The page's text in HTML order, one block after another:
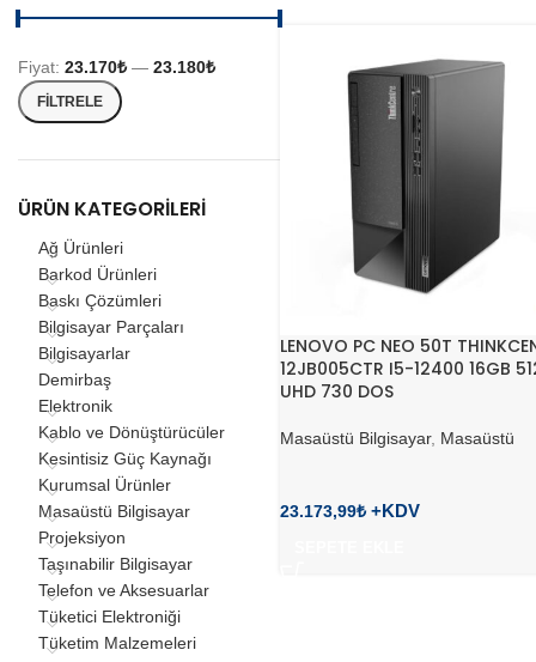
FILTRELE
Fiyat: 23.170₺ — 23.180₺
ÜRÜN KATEGORILERI
Ağ Ürünleri
Barkod Ürünleri
Baskı Çözümleri
Bilgisayar Parçaları
Bilgisayarlar
Demirbaş
Elektronik
Kablo ve Dönüştürücüler
Kesintisiz Güç Kaynağı
Kurumsal Ürünler
Masaüstü Bilgisayar
Projeksiyon
Taşınabilir Bilgisayar
Telefon ve Aksesuarlar
Tüketici Elektroniği
Tüketim Malzemeleri
LENOVO PC NEO 50T
12JB005CTR I5-12400 16GB
UHD 730 DOS
Masaüstü Bilgisayar, Masaüstü
23.173,99₺